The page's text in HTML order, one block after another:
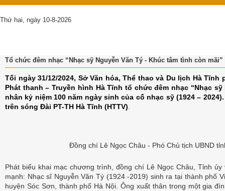
Thứ hai, ngày 10-8-2026
Tổ chức đêm nhạc “Nhạc sỹ Nguyễn Văn Tý - Khúc tâm tình còn mãi”
Tối ngày 31/12/2024, Sở Văn hóa, Thể thao và Du lịch Hà
Phát thanh – Truyền hình Hà Tĩnh tổ chức đêm nhạc “Nhạc
nhân kỷ niệm 100 năm ngày sinh của cố nhạc sỹ (1924 –
trên sóng Đài PT-TH Hà Tĩnh (HTTV).
Đồng chí Lê Ngọc Châu - Phó Chủ tịch UBND
Phát biểu khai mạc chương trình, đồng chí Lê Ngọc Châu, Tỉnh
mạnh: Nhạc sĩ Nguyễn Văn Tý (1924 -2019) sinh ra tại thành phố
huyện Sóc Sơn, thành phố Hà Nội. Ông xuất thân trong một gia